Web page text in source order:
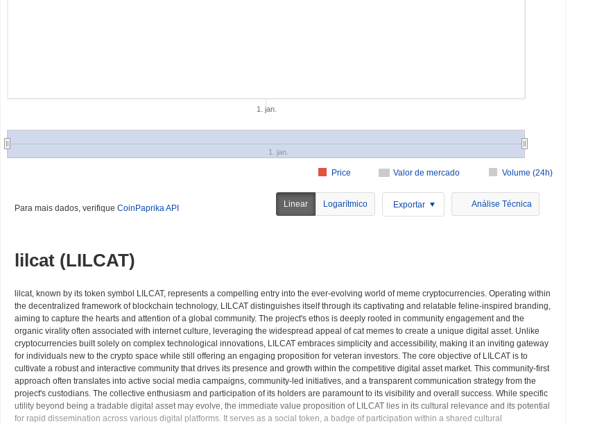
Valor de mercado Volume (24h)
Price
1. jan.
1. jan.
Para mais dados, verifique CoinPaprika API Linear Logarítmico Exportar Análise Técnica
lilcat (LILCAT)
lilcat, known by its token symbol LILCAT, represents a compelling entry into the ever-evolving world of meme cryptocurrencies. Operating within
the decentralized framework of blockchain technology, LILCAT distinguishes itself through its captivating and relatable feline-inspired branding,
aiming to capture the hearts and attention of a global community. The project's ethos is deeply rooted in community engagement and the
organic virality often associated with internet culture, leveraging the widespread appeal of cat memes to create a unique digital asset. Unlike
cryptocurrencies built solely on complex technological innovations, LILCAT embraces simplicity and accessibility, making it an inviting gateway
for individuals new to the crypto space while still offering an engaging proposition for veteran investors. The core objective of LILCAT is to
cultivate a robust and interactive community that drives its presence and growth within the competitive digital asset market. This community-first
approach often translates into active social media campaigns, community-led initiatives, and a transparent communication strategy from the
project's custodians. The collective enthusiasm and participation of its holders are paramount to its visibility and overall success. While specific
utility beyond being a tradable digital asset may evolve, the immediate value proposition of LILCAT lies in its cultural relevance and its potential
for rapid dissemination across various digital platforms. It serves as a social token, a badge of participation within a shared cultural